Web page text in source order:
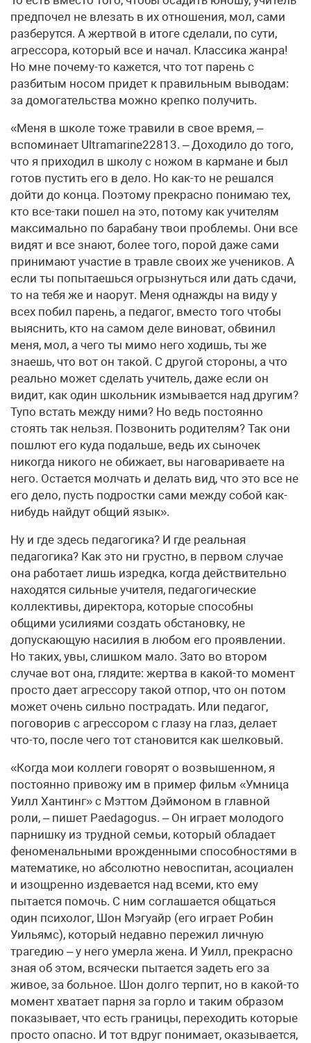
предпочел не влезать в их отношения, мол, сами
разберутся. А жертвой в итоге сделали, по сути,
агрессора, который все и начал. Классика жанра!
Но мне почему-то кажется, что тот парень с
разбитым носом придет к правильным выводам:
за домогательства можно крепко получить.
«Меня в школе тоже травили в свое время, –
вспоминает Ultra­marine22813. – Доходило до того,
что я приходил в школу с ножом в кармане и был
готов пустить его в дело. Но как-то не решался
дойти до конца. Поэтому прекрасно понимаю тех,
кто все-таки пошел на это, потому как учителям
максимально по барабану твои проблемы. Они все
видят и все знают, более того, порой даже сами
принимают участие в травле своих же учеников. А
если ты попытаешься огрызнуться или дать сдачи,
то на тебя же и наорут. Меня однажды на виду у
всех побил парень, а педагог, вместо того чтобы
выяснить, кто на самом деле виноват, обвинил
меня, мол, а чего ты мимо него ходишь, ты же
знаешь, что вот он такой. С другой стороны, а что
реально может сделать учитель, даже если он
видит, как один школьник измывается над другим?
Тупо встать между ними? Но ведь постоянно
стоять так нельзя. Позвонить родителям? Так они
пошлют его куда подальше, ведь их сыночек
никогда никого не обижает, вы наговариваете на
него. Остается молчать и делать вид, что это все не
его дело, пусть подростки сами между собой как-
нибудь найдут общий язык».
Ну и где здесь педагогика? И где реальная
педагогика? Как это ни грустно, в первом случае
она работает лишь изредка, когда действительно
находятся сильные учителя, педагогические
коллективы, директора, которые способны
общими усилиями создать обстановку, не
допускающую насилия в любом его проявлении.
Но таких, увы, слишком мало. Зато во втором
случае вот она, глядите: жертва в какой-то момент
просто дает агрессору такой отпор, что он потом
может очень сильно пострадать. Или педагог,
поговорив с агрессором с глазу на глаз, делает
что-то, после чего тот становится как шелковый.
«Когда мои коллеги говорят о возвышенном, я
постоянно привожу им в пример фильм «Умница
Уилл Хантинг» с Мэттом Дэймоном в главной
роли, – пишет Paedagogus. – Он играет молодого
парнишку из трудной семьи, который обладает
феноменальными врожденными способностями в
математике, но абсолютно невоспитан, асоциален
и изощренно издевается над всеми, кто ему
пытается помочь. С ним соглашается общаться
один психолог, Шон Мэгуайр (его играет Робин
Уильямс), который недавно пережил личную
трагедию – у него умерла жена. И Уилл, прекрасно
зная об этом, всячески пытается задеть его за
живое, за больное. Шон долго терпит, но в какой-то
момент хватает парня за горло и таким образом
показывает, что есть границы, переходить которые
просто опасно. И тот вдруг понимает, оказывается,